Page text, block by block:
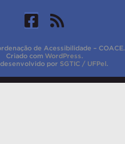
de Acessibilidade – COACE.
Criado com WordPress.
desenvolvido por SGTIC / UFPel.